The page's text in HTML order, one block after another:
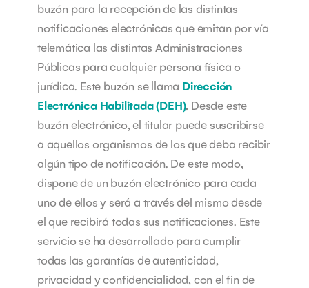
buzón para la recepción de las distintas
notificaciones electrónicas que emitan por vía
telemática las distintas Administraciones
Públicas para cualquier persona física o
jurídica. Este buzón se llama Dirección
Electrónica Habilitada (DEH). Desde este
buzón electrónico, el titular puede suscribirse
a aquellos organismos de los que deba recibir
algún tipo de notificación. De este modo,
dispone de un buzón electrónico para cada
uno de ellos y será a través del mismo desde
el que recibirá todas sus notificaciones. Este
servicio se ha desarrollado para cumplir
todas las garantías de autenticidad,
privacidad y confidencialidad, con el fin de